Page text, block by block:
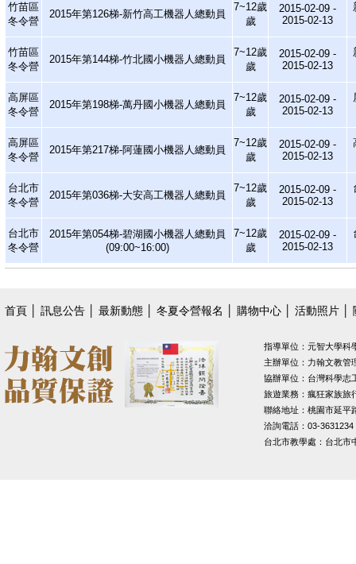
竹苗區
冬令營
2015年第126梯-新竹高工機器人總動員
7~12歲
歲
2015-02-09 -
2015-02-13
竹苗區
冬令營
2015年第144梯-竹北國小機器人總動員
7~12歲
歲
2015-02-09 -
2015-02-13
高屏區
冬令營
2015年第198梯-萬丹國小機器人總動員
7~12歲
歲
2015-02-09 -
2015-02-13
高屏區
冬令營
2015年第217梯-阿蓮國小機器人總動員
7~12歲
歲
2015-02-09 -
2015-02-13
台北市
冬令營
2015年第036梯-大安高工機器人總動員
7~12歲
歲
2015-02-09 -
2015-02-13
台北市
冬令營
2015年第054梯-碧湖國小機器人總動員
(09:00~16:00)
7~12歲
歲
2015-02-09 -
2015-02-13
首頁 訊息公告 最新動態 冬夏令營報名 購物中心 活動照片
指導單位：元智大學科
主辦單位：力翰文教管
協辦單位：台灣科學志
旅遊業務：瘋狂家族旅
聯絡地址：桃園市延平
洽詢電話：03-3631234
台北市教學處：台北市